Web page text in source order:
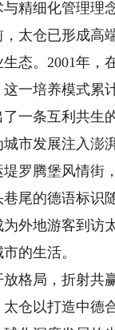
精细化管理理
太仓已形成高
态。2001年，
一培养模式累
一条互利共生
发展注入澎湃
罗腾堡风情街
尾的德语标识
外地游客到访
的生活。
局，折射共赢
仓以打造中德